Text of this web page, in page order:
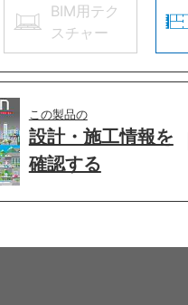
BIM用テク
スチャー
この製品の
設計・施工情報を
確認する